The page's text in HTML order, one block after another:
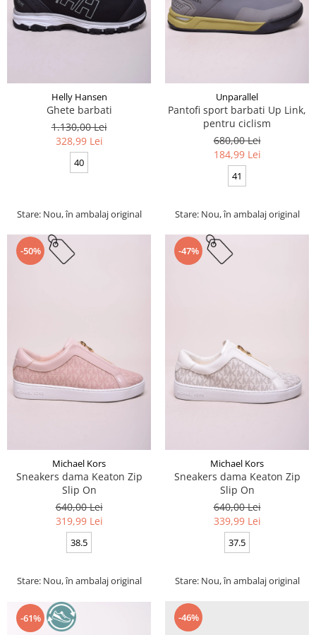
Helly Hansen
Ghete barbati
1.130,00 Lei
328,99 Lei
40
Stare: Nou, în ambalaj original
Unparallel
Pantofi sport barbati Up Link,
pentru ciclism
680,00 Lei
184,99 Lei
41
Stare: Nou, în ambalaj original
-50%
Michael Kors
Sneakers dama Keaton Zip
Slip On
640,00 Lei
319,99 Lei
38.5
Stare: Nou, în ambalaj original
-47%
Michael Kors
Sneakers dama Keaton Zip
Slip On
640,00 Lei
339,99 Lei
37.5
Stare: Nou, în ambalaj original
-61% -46%